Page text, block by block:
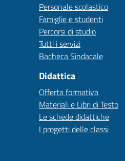
Personale scolastico
Famiglie e studenti
Percorsi di studio
Tutti i servizi
Bacheca Sindacale
Didattica
Offerta formativa
Materiali e Libri di Testo
Le schede didattiche
I progetti delle classi